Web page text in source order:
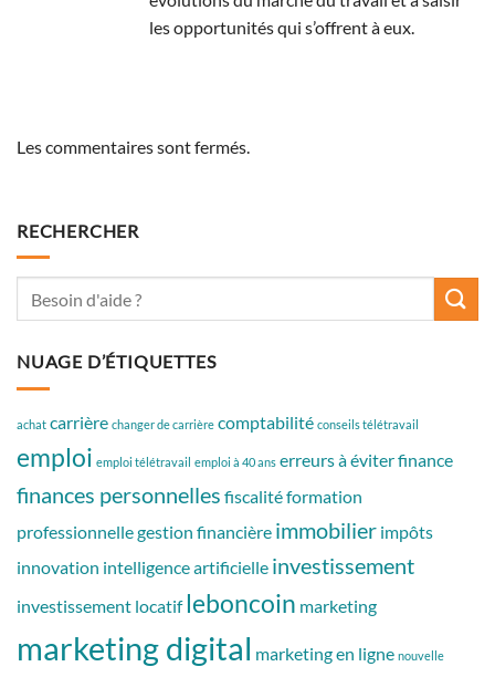
les opportunités qui s’offrent à eux.
Les commentaires sont fermés.
RECHERCHER
NUAGE D’ÉTIQUETTES
achat carrière changer de carrière comptabilité conseils télétravail
emploi emploi télétravail emploi à 40 ans erreurs à éviterfinance
finances personnelles fiscalitéformation
professionnellegestion financière immobilier impôts
innovation intelligence artificielle investissement
investissement locatif leboncoin marketing
marketing digital marketing en ligne nouvelle